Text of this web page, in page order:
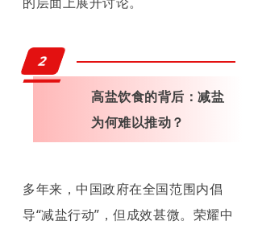
2
高盐饮食的背后：减盐
为何难以推动？
多年来，中国政府在全国范围内倡
导“减盐行动”，但成效甚微。荣耀中